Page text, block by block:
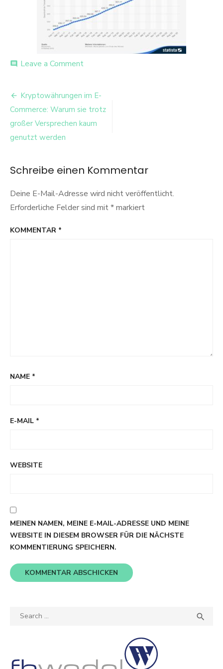
comment Leave a Commenton
12-
um-
16.19-
Beitrags-
Navigation
Kryptowährungen im E-
Commerce: Warum sie trotz
großer Versprechen kaum
genutzt werden
Schreibe einen Kommentar
Deine E-Mail-Adresse wird nicht veröffentlicht.
Erforderliche Felder sind mit*markiert
KOMMENTAR *
NAME *
E-MAIL *
WEBSITE
MEINEN NAMEN, MEINE E-MAIL-ADRESSE UND MEINE
WEBSITE IN DIESEM BROWSER FÜR DIE NÄCHSTE
KOMMENTIERUNG SPEICHERN.
Search
